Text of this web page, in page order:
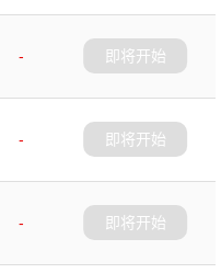
-
即将开始
-
即将开始
-
即将开始